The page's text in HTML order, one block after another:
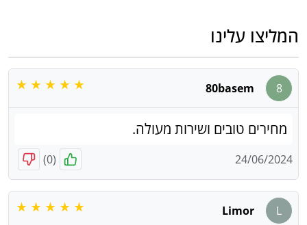
המליצו עלינו
8
80basem
מחירים טובים ושירות מעולה.
24/06/2024
(
0
)
L
Limor